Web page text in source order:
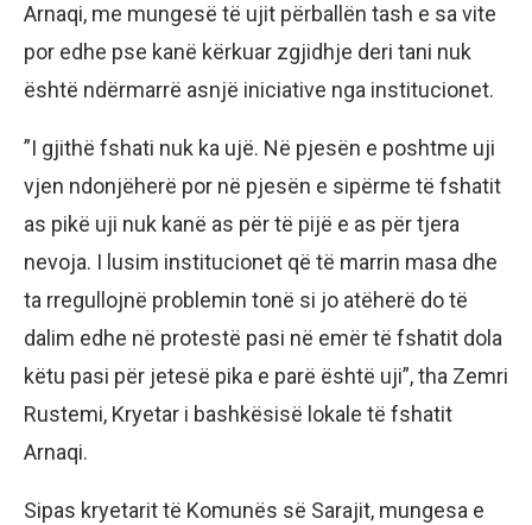
Arnaqi, me mungesë të ujit përballën tash e sa vite
por edhe pse kanë kërkuar zgjidhje deri tani nuk
është ndërmarrë asnjë iniciative nga institucionet.
”I gjithë fshati nuk ka ujë. Në pjesën e poshtme uji
vjen ndonjëherë por në pjesën e sipërme të fshatit
as pikë uji nuk kanë as për të pijë e as për tjera
nevoja. I lusim institucionet që të marrin masa dhe
ta rregullojnë problemin tonë si jo atëherë do të
dalim edhe në protestë pasi në emër të fshatit dola
këtu pasi për jetesë pika e parë është uji”, tha Zemri
Rustemi, Kryetar i bashkësisë lokale të fshatit
Arnaqi.
Sipas kryetarit të Komunës së Sarajit, mungesa e